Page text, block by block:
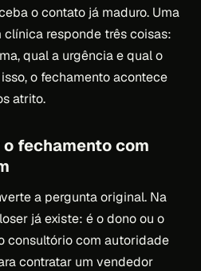
o contato já maduro. Uma
responde três coisas:
qual a urgência e qual o
o fechamento acontece
atrito.
fechamento com
a pergunta original. Na
já existe: é o dono ou o
consultório com autoridade
contratar um vendedor